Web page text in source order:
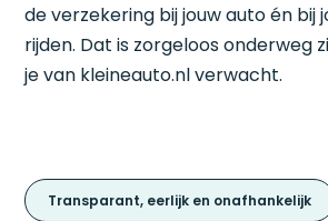
de verzekering bij jouw auto én bij
rijden. Dat is zorgeloos onderweg
je van kleineauto.nl verwacht.
Transparant, eerlijk en onafhankelijk